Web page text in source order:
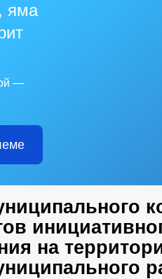
яма
—
на